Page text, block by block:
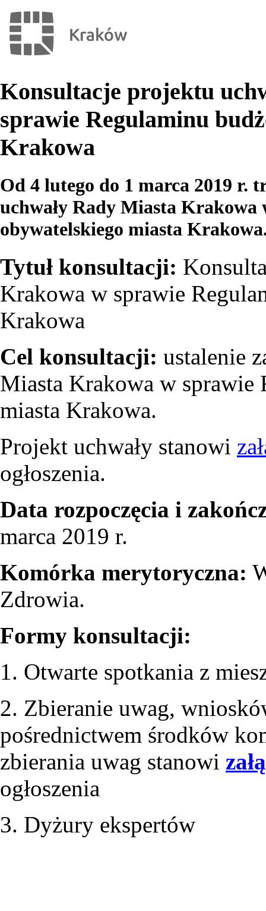
Konsultacje projektu
sprawie Regulaminu
Krakowa
Od 4 lutego do 1 marca 2019 r.
uchwały Rady Miasta
obywatelskiego miasta
Tytuł konsultacji:
Krakowa w sprawie
Krakowa
Cel konsultacji: ustalenie
Miasta Krakowa w sprawie
miasta Krakowa.
Projekt uchwały stanowi
ogłoszenia.
Data rozpoczęcia i
marca 2019 r.
Komórka merytoryczna:
Zdrowia.
Formy konsultacji:
1. Otwarte spotkania z
2. Zbieranie uwag,
pośrednictwem środków
zbierania uwag stanowi
ogłoszenia
3. Dyżury ekspertów